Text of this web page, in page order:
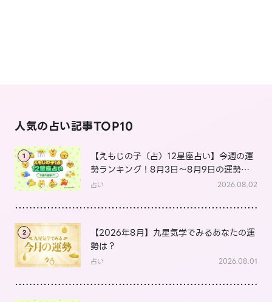
人気の占い記事TOP10
1
【えもじの子（占）12星座占い】今週の運
勢ランキング！8月3日～8月9日の運勢
は？
占い 2026.08.02
2
【2026年8月】九星気学でみるあなたの運
勢は？
占い 2026.08.01